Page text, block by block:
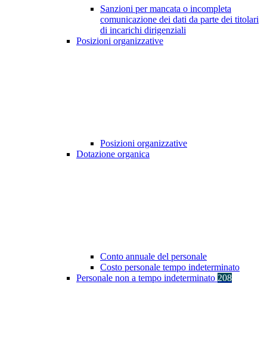
Sanzioni per mancata o incompleta
comunicazione dei dati da parte dei titolari
di incarichi dirigenziali
Posizioni organizzative
Posizioni organizzative
Dotazione organica
Conto annuale del personale
Costo personale tempo indeterminato
Personale non a tempo indeterminato 208